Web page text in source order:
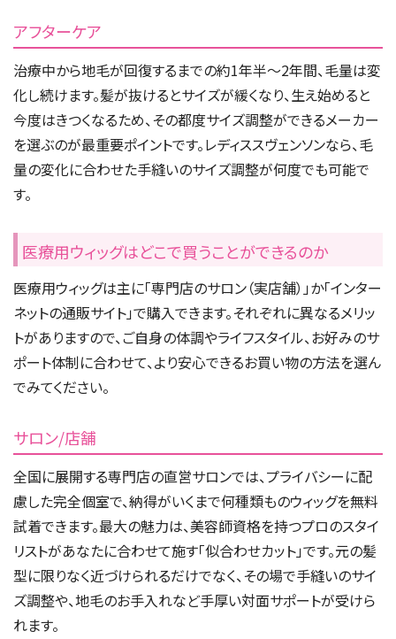
アフターケア
治療中から地毛が回復するまでの約1年半〜2年間、毛量は変
化し続けます。髪が抜けるとサイズが緩くなり、生え始めると
今度はきつくなるため、その都度サイズ調整ができるメーカー
を選ぶのが最重要ポイントです。レディススヴェンソンなら、毛
量の変化に合わせた手縫いのサイズ調整が何度でも可能で
す。
医療用ウィッグはどこで買うことができるのか
医療用ウィッグは主に「専門店のサロン（実店舗）」か「インター
ネットの通販サイト」で購入できます。それぞれに異なるメリッ
トがありますので、ご自身の体調やライフスタイル、お好みのサ
ポート体制に合わせて、より安心できるお買い物の方法を選ん
でみてください。
サロン/店舗
全国に展開する専門店の直営サロンでは、プライバシーに配
慮した完全個室で、納得がいくまで何種類ものウィッグを無料
試着できます。最大の魅力は、美容師資格を持つプロのスタイ
リストがあなたに合わせて施す「似合わせカット」です。元の髪
型に限りなく近づけられるだけでなく、その場で手縫いのサイ
ズ調整や、地毛のお手入れなど手厚い対面サポートが受けら
れます。